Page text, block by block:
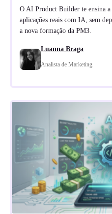
O AI Product Builder te ensina a
aplicações reais com IA, sem
a nova formação da PM3.
Luanna Braga
Analista de Marketing